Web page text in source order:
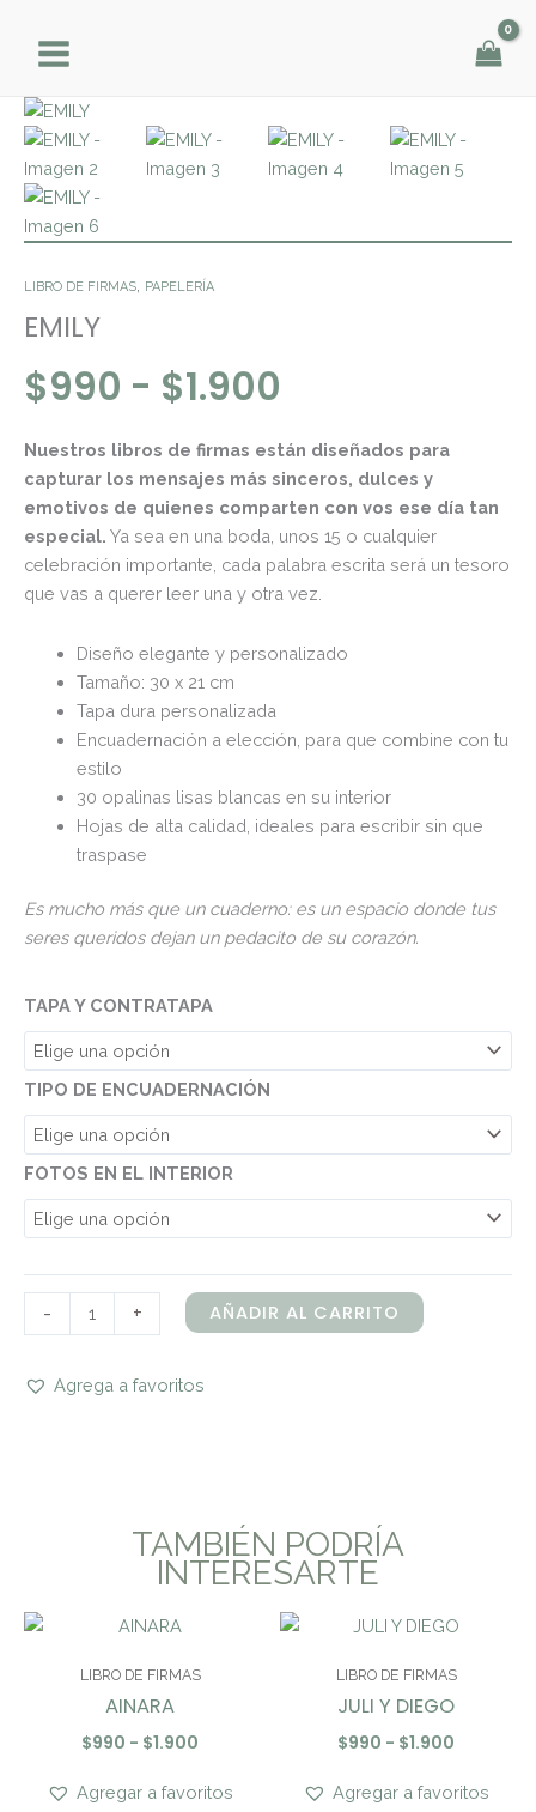
contenido
LIBRO DE FIRMAS PAPELERÍA
EMILY
$990 - $1.900
de
precios:
hasta
Nuestros libros de firmas están diseñados para
capturar los mensajes más sinceros, dulces y
emotivos de quienes comparten con vos ese día tan
especial. Ya sea en una boda, unos 15 o cualquier
celebración importante, cada palabra escrita será un tesoro
que vas a querer leer una y otra vez.
Diseño elegante y personalizado
Tamaño: 30 x 21 cm
Tapa dura personalizada
Encuadernación a elección, para que combine con tu
estilo
30 opalinas lisas blancas en su interior
Hojas de alta calidad, ideales para escribir sin que
traspase
Es mucho más que un cuaderno: es un espacio donde tus
seres queridos dejan un pedacito de su corazón.
TAPA Y CONTRATAPA
TIPO DE ENCUADERNACIÓN
FOTOS EN EL INTERIOR
-
EMILY
cantidad
+ AÑADIR AL CARRITO
Agrega a favoritos
TAMBIÉN PODRÍA
INTERESARTE
LIBRO DE FIRMAS
AINARA
$990 - $1.900
precios:
desde
Agregar a favoritos
LIBRO DE FIRMAS
JULI Y DIEGO
$990 - $1.900
Rango
precios:
desde
$990
Agregar a favoritos